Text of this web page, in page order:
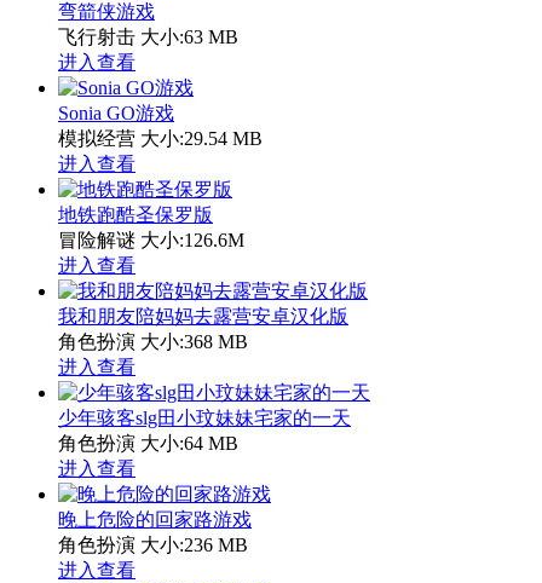
弯箭侠游戏
飞行射击 大小:63 MB
进入查看
Sonia GO游戏
模拟经营 大小:29.54 MB
进入查看
地铁跑酷圣保罗版
冒险解谜 大小:126.6M
进入查看
我和朋友陪妈妈去露营安卓汉化版
角色扮演 大小:368 MB
进入查看
少年骇客slg田小玟妹妹宅家的一天
角色扮演 大小:64 MB
进入查看
晚上危险的回家路游戏
角色扮演 大小:236 MB
进入查看